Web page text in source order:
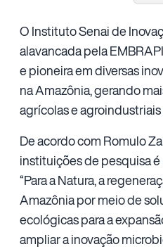
O Instituto Senai de
alavancada pela
e pioneira em diversas
na Amazônia, gerando
agrícolas e
De acordo com Romulo
instituições de pesquisa
“Para a Natura, a
Amazônia por meio de
ecológicas para a
ampliar a inovação